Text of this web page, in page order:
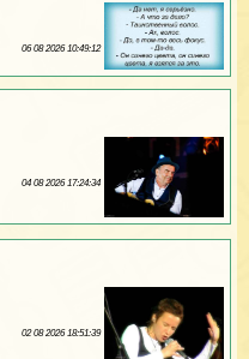
06 08 2026 10:49:12
04 08 2026 17:24:34
02 08 2026 18:51:39